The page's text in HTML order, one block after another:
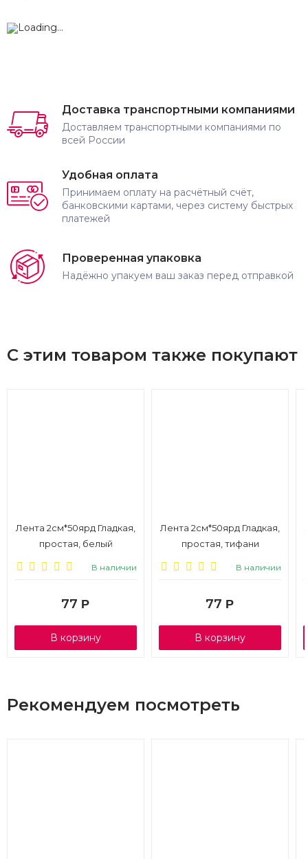
Доставка транспортными компаниями
Доставляем транспортными компаниями по
всей России
Удобная оплата
Принимаем оплату на расчётный счёт,
банковскими картами, через систему быстрых
платежей
Проверенная упаковка
Надёжно упакуем ваш заказ перед отправкой
С этим товаром также покупают
Лента 2см*50ярд Гладкая,
простая, белый
В наличии
77 Р
В корзину
Лента 2см*50ярд Гладкая,
простая, тифани
В наличии
77 Р
В корзину
Рекомендуем посмотреть